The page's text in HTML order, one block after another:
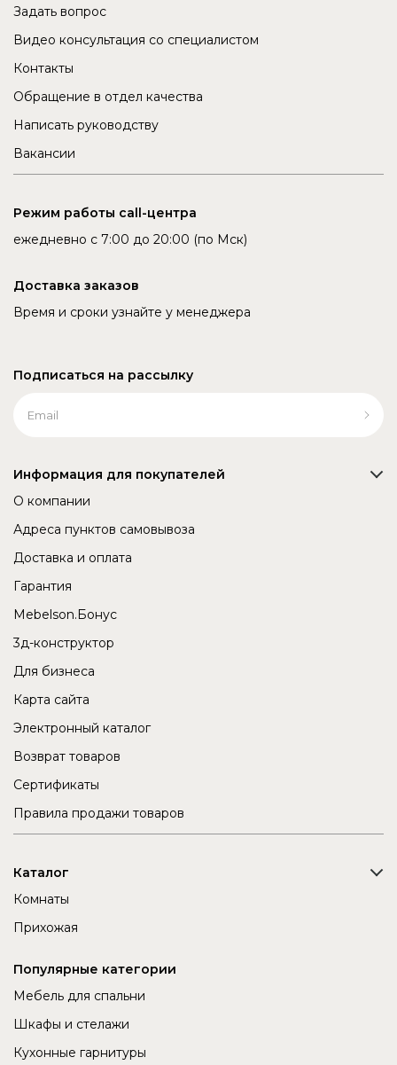
Задать вопрос
Видео консультация со специалистом
Контакты
Обращение в отдел качества
Написать руководству
Вакансии
Режим работы call-центра
ежедневно с 7:00 до 20:00 (по Мск)
Доставка заказов
Время и сроки узнайте у менеджера
Подписаться на рассылку
Информация для покупателей
О компании
Адреса пунктов самовывоза
Доставка и оплата
Гарантия
Mebelson.Бонус
3д-конструктор
Для бизнеса
Карта сайта
Электронный каталог
Возврат товаров
Сертификаты
Правила продажи товаров
Каталог
Комнаты
Прихожая
Популярные категории
Мебель для спальни
Шкафы и стелажи
Кухонные гарнитуры